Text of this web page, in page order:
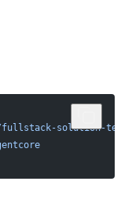
solution-